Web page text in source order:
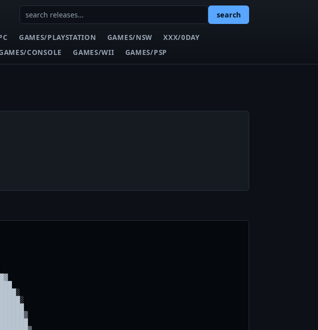
search
GAMES/PLAYSTATION GAMES/NSW
XXX/0DAY
CONSOLE GAMES/WII GAMES/PSP